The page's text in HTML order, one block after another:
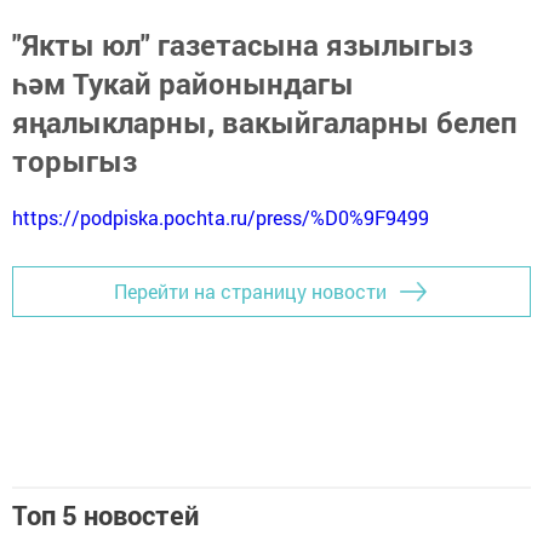
"Якты юл" газетасына язылыгыз
һәм Тукай районындагы
яңалыкларны, вакыйгаларны белеп
торыгыз
https://podpiska.pochta.ru/press/%D0%9F9499
Перейти на страницу новости
Топ 5 новостей